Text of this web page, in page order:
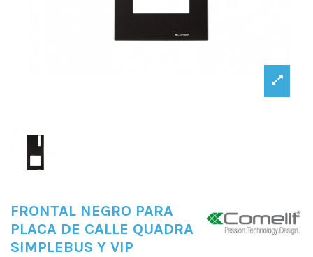
FRONTAL NEGRO PARA
PLACA DE CALLE QUADRA
SIMPLEBUS Y VIP